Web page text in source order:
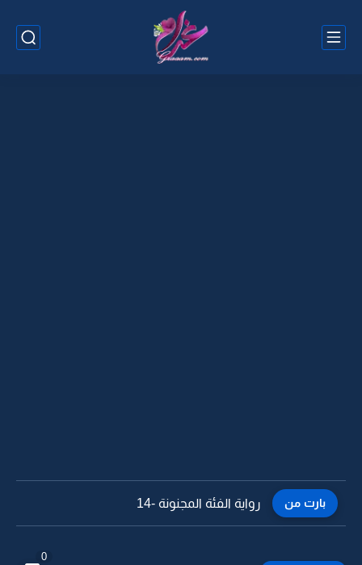
بارت من رواية الفئة المجنونة -13
0